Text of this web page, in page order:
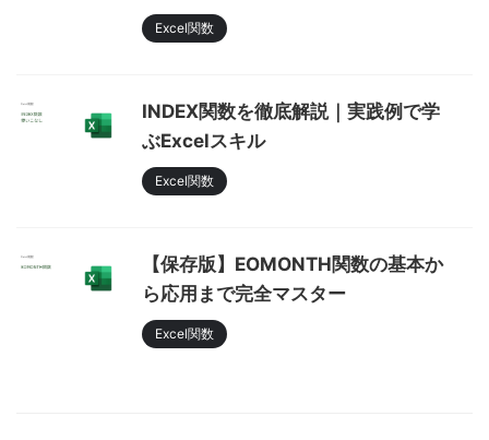
Excel関数
INDEX関数を徹底解説｜実践例で学
ぶExcelスキル
Excel関数
【保存版】EOMONTH関数の基本か
ら応用まで完全マスター
Excel関数